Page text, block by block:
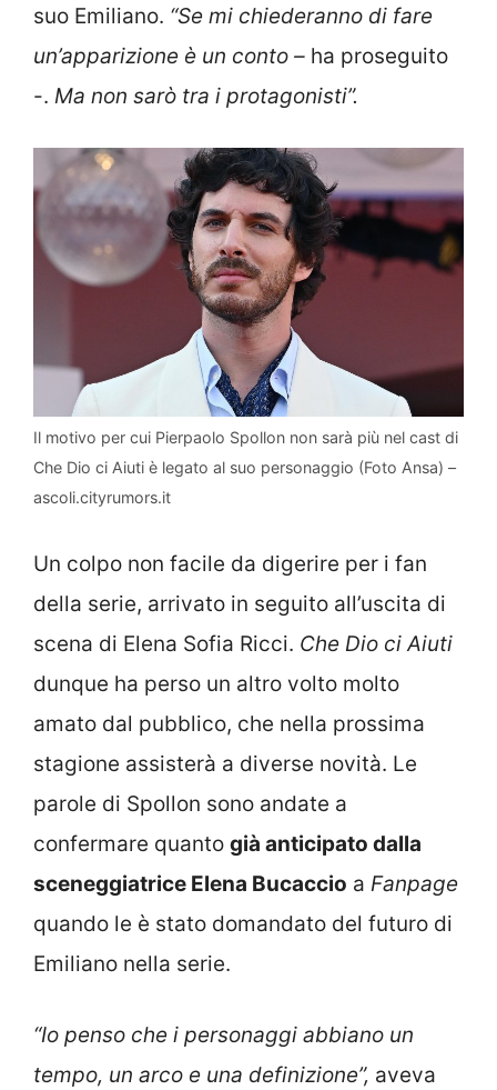
suo Emiliano. “Se mi chiederanno di fare
un’apparizione è un conto – ha proseguito
-. Ma non sarò tra i protagonisti”.
Il motivo per cui Pierpaolo Spollon non sarà più nel cast di
Che Dio ci Aiuti è legato al suo personaggio (Foto Ansa) –
ascoli.cityrumors.it
Un colpo non facile da digerire per i fan
della serie, arrivato in seguito all’uscita di
scena di Elena Sofia Ricci. Che Dio ci Aiuti
dunque ha perso un altro volto molto
amato dal pubblico, che nella prossima
stagione assisterà a diverse novità. Le
parole di Spollon sono andate a
confermare quanto già anticipato dalla
sceneggiatrice Elena Bucaccio a Fanpage
quando le è stato domandato del futuro di
Emiliano nella serie.
“Io penso che i personaggi abbiano un
tempo, un arco e una definizione”, aveva